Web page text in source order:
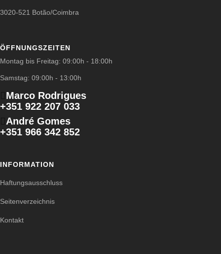
3020-521 Botão/Coimbra
ÖFFNUNGSZEITEN
Montag bis Freitag: 09:00h - 18:00h
Samstag: 09:00h - 13:00h
Marco Rodrigues
+351 922 207 033
André Gomes
+351 966 342 852
INFORMATION
Haftungsausschluss
Seitenverzeichnis
Kontakt